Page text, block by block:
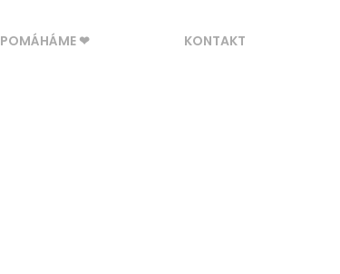
POMÁHÁME ❤ KONTAKT